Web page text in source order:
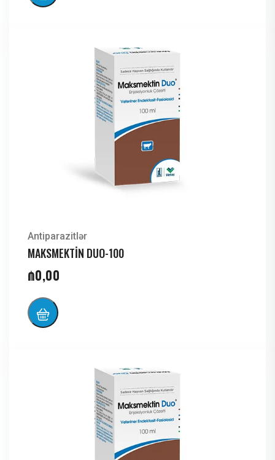
Antiparazitlər
MAKSMEKTİN DUO-100
₼0,00